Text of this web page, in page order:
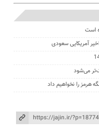
است
آمریکایی سعودی
می‌شود
هرمز را نخواهیم داد